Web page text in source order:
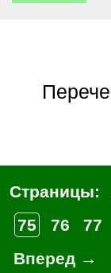
Перечень доступных дел размещен в первом
Страницы:
75
76 77
Вперед →